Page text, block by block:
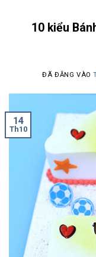
10 kiểu
ĐÃ ĐĂNG VÀO
14
Th10